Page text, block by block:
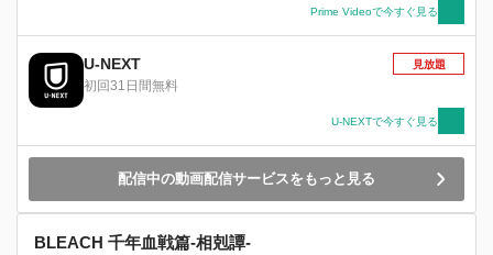
った銀城たちは一護に死神の力を取り戻させる代
わりに、自分たちを普通の人間に戻してくれるよ
う依頼する。一護の死神の力を取り戻す戦いが始
Prime Videoで今すぐ見る
U-NEXT
初回31日間無料
見放題
U-NEXTで今すぐ見る
配信中の動画配信サービスをもっと見る
BLEACH 千年血戦篇-相剋譚-